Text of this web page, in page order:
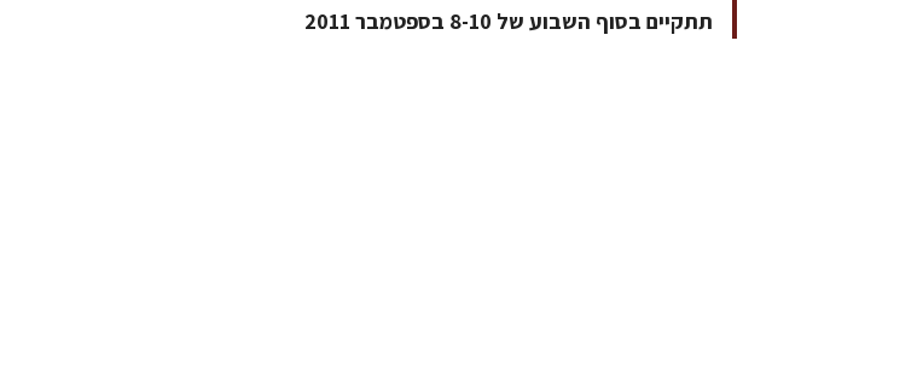
תתקיים בסוף השבוע של 8-10 בספטמבר 2011